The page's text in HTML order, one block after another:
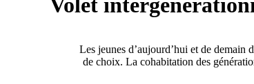
Les jeunes d’aujourd’hui et de
de choix. La cohabitation des